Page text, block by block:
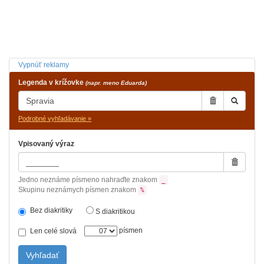
Vypnúť reklamy
Legenda v krížovke (napr. meno Eduarda)
Podrobné vyhľadávanie »
Vpisovaný výraz
Jedno neznáme písmeno nahraďte znakom
Skupinu neznámych písmen znakom %
Bez diakritiky S diakritikou
Len celé slová písmen
Vyhľadať